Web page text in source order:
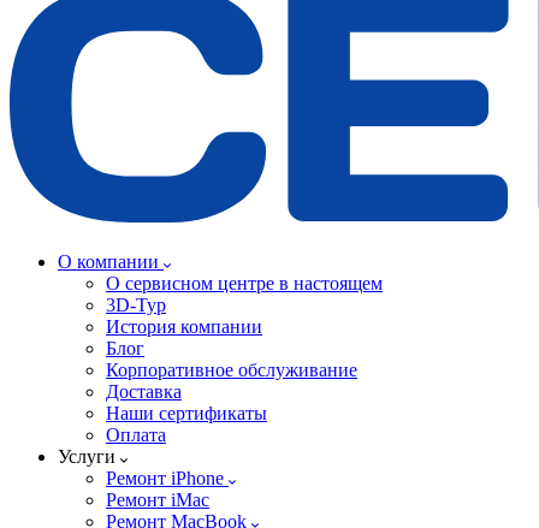
О компании
О сервисном центре в настоящем
3D-Тур
История компании
Блог
Корпоративное обслуживание
Доставка
Наши сертификаты
Оплата
Услуги
Ремонт iPhone
Ремонт iMac
Ремонт MacBook